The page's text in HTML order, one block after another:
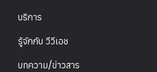
บริการ
รู้จักกับ วีวีเอช
บทความ/ข่าวสาร